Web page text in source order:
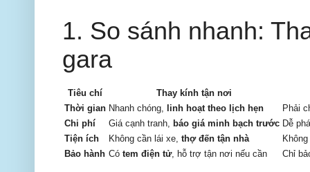
1. So sánh nhanh:
gara
Tiêu chí
Thay kính tận nơi
Thời gian Nhanh chóng, linh hoạt theo lịch hẹn
Phải
Chi phí
Giá cạnh tranh, báo giá minh bạch trước Dễ
Tiện ích
Không cần lái xe, thợ đến tận nhà
Bảo hành Có tem điện tử, hỗ trợ tận nơi nếu cần Chỉ